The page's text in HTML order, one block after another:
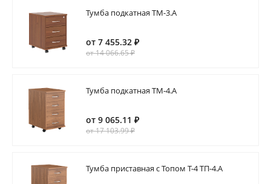
Тумба подкатная ТМ-3.А
от 7 455.32 ₽
от 14 066.65 ₽
Тумба подкатная ТМ-4.А
от 9 065.11 ₽
от 17 103.99 ₽
Тумба приставная с Топом Т-4 ТП-4.А